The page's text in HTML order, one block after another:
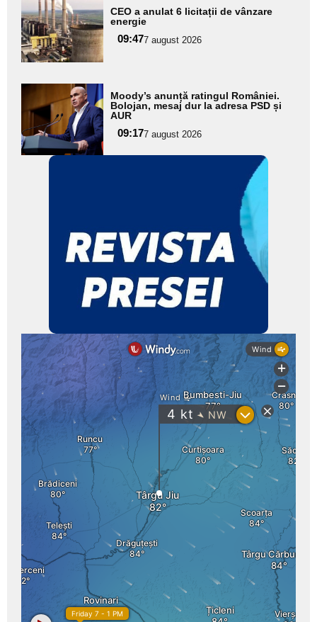
Adaugă
aici textul
pentru
subtitlu
CEO a anulat 6 licitații de vânzare
energie
09:477 august 2026
Adaugă
aici textul
pentru
subtitlu
Moody’s anunță ratingul României.
Bolojan, mesaj dur la adresa PSD și
AUR
09:177 august 2026